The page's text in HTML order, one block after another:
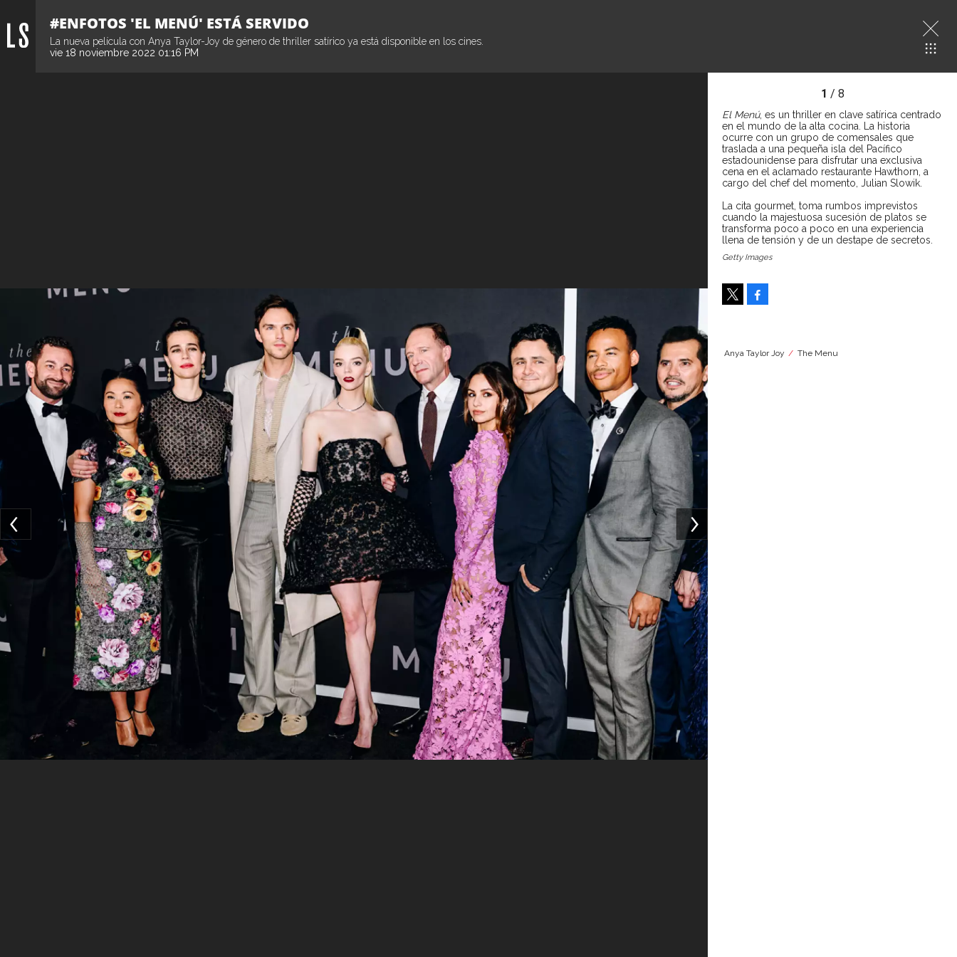
#ENFOTOS 'EL MENÚ' ESTÁ SERVIDO
La nueva película con Anya Taylor-Joy de género de thriller satírico ya está disponible en los cines.
vie 18 noviembre 2022 01:16 PM
Anya Taylor Joy The Menu
1 / 8
El Menú, es un thriller en clave satírica centrado
en el mundo de la alta cocina. La historia
ocurre con un grupo de comensales que
traslada a una pequeña isla del Pacífico
estadounidense para disfrutar una exclusiva
cena en el aclamado restaurante Hawthorn, a
cargo del chef del momento, Julian Slowik.
La cita gourmet, toma rumbos imprevistos
cuando la majestuosa sucesión de platos se
transforma poco a poco en una experiencia
llena de tensión y de un destape de secretos.
Getty Images